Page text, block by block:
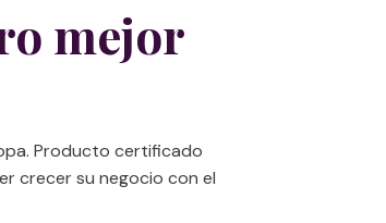
mejor
Producto certificado
crecer su negocio con el